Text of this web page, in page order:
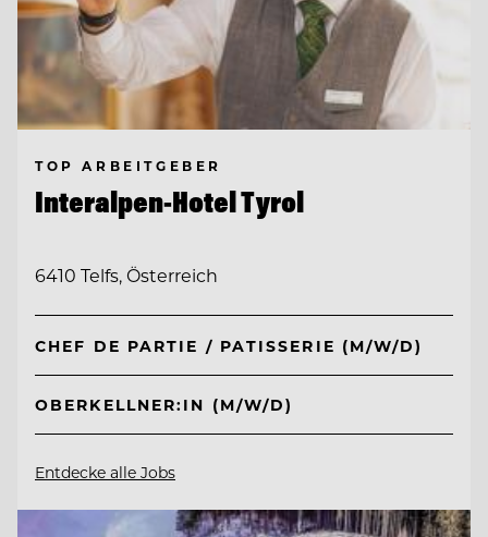
TOP ARBEITGEBER
Interalpen-Hotel Tyrol
6410 Telfs, Österreich
CHEF DE PARTIE / PATISSERIE (M/W/D)
OBERKELLNER:IN (M/W/D)
Entdecke alle Jobs